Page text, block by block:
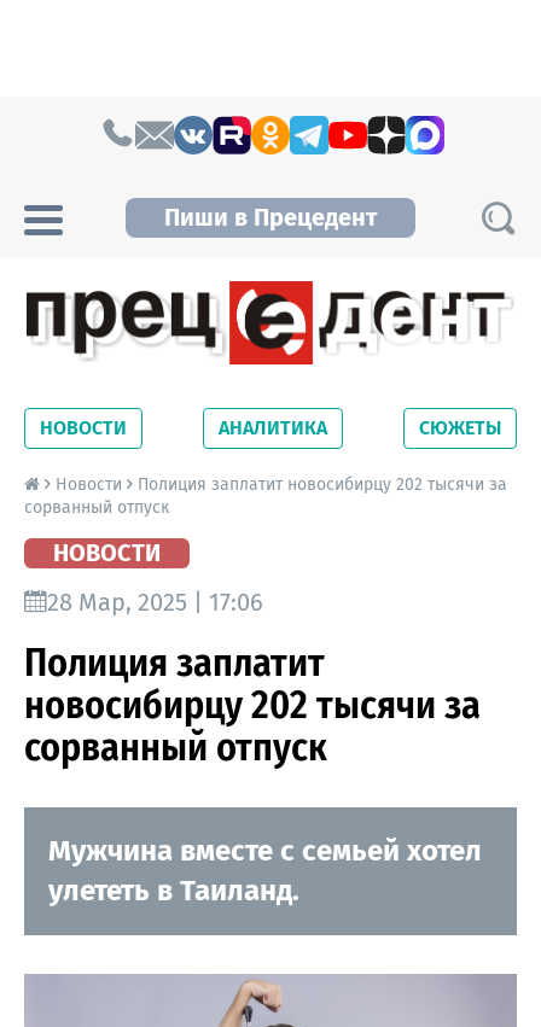
Пиши в Прецедент
Новосибирской области. Читайте свежие
новости на сайте сетевого издания
Precedent.
НОВОСТИ АНАЛИТИКА СЮЖЕТЫ
Новости
Полиция заплатит новосибирцу 202 тысячи за
сорванный отпуск
НОВОСТИ
28 Мар, 2025 | 17:06
Полиция заплатит
новосибирцу 202 тысячи за
сорванный отпуск
Мужчина вместе с семьей хотел
улететь в Таиланд.